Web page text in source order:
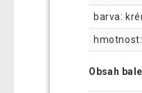
barva:
Obsah